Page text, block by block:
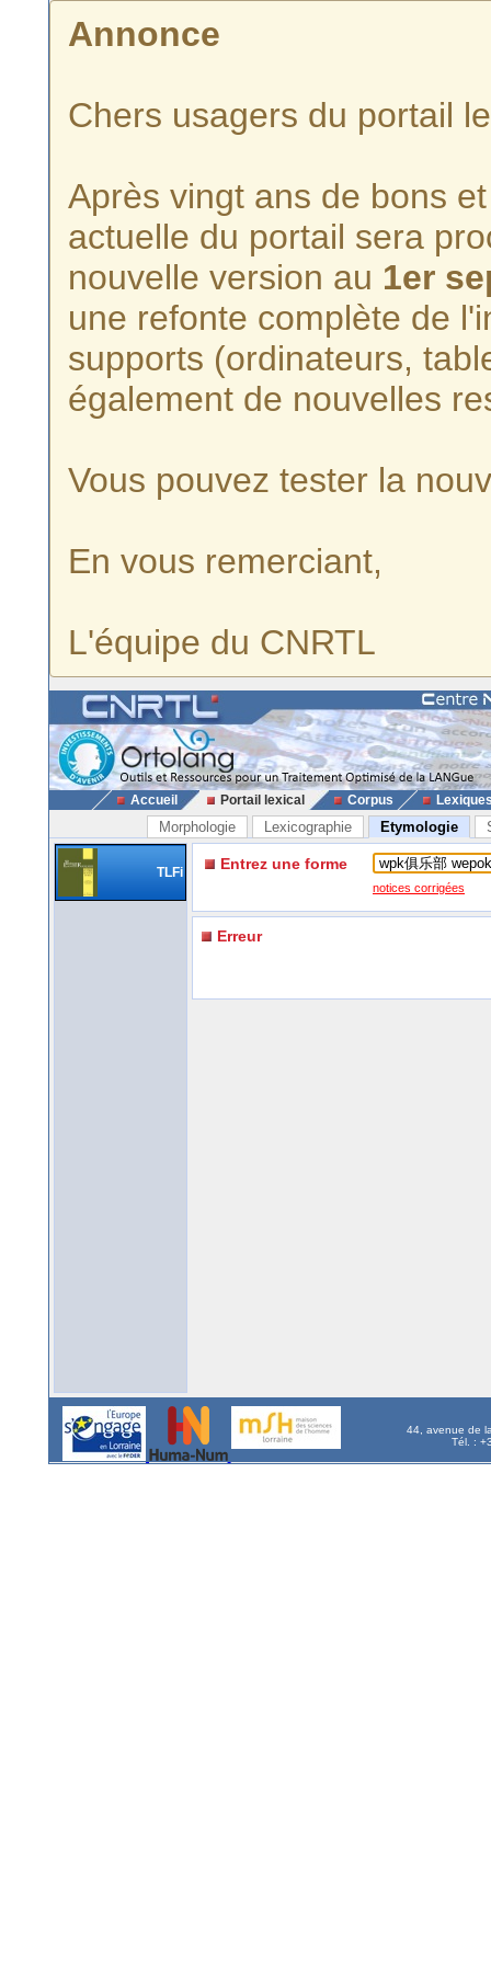
Annonce
Chers usagers du portail
Après vingt ans de bons
actuelle du portail sera
nouvelle version au 1er
une refonte complète de
supports (ordinateurs,
également de nouvelles
Vous pouvez tester la
En vous remerciant,
L'équipe du CNRTL
Accueil Portail lexical Corpus
Morphologie Lexicographie Etymologie
TLFi Entrez une forme
notices corrigées
Erreur
44, avenue de
Tél. :